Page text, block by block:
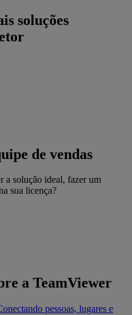
soluções
de vendas
a solução ideal, fazer um
sua licença?
a TeamViewer
pessoas, lugares e